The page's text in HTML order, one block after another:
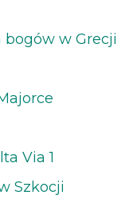
bogów w Grecji
Via 1
Szkocji